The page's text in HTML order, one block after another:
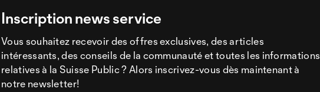
Inscription news service
Vous souhaitez recevoir des offres exclusives, des articles
intéressants, des conseils de la communauté et toutes les informations
relatives à la Suisse Public ? Alors inscrivez-vous dès maintenant à
notre newsletter!